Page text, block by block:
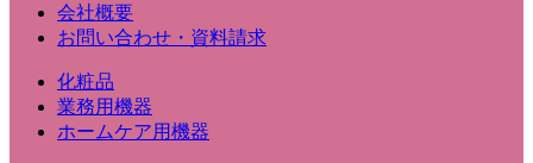
会社概要
お問い合わせ・資料請求
化粧品
業務用機器
ホームケア用機器